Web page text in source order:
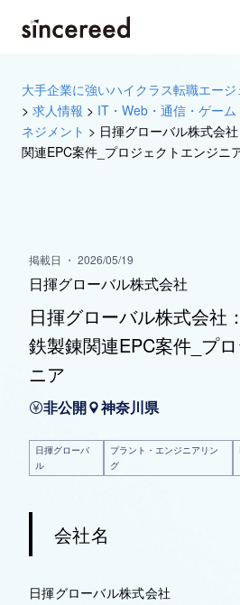
大手企業に強いハイクラス転職エージ
> 求人情報 > IT・Web・通信・ゲーム
ネジメント > 日揮グローバル株式会
関連EPC案件_プロジェクトエンジニ
掲載日 ・ 2026/05/19
日揮グローバル株式会社
日揮グローバル株式会社
鉄製錬関連EPC案件_プ
ニア
非公開 神奈川県
日揮グローバ
ル
プラント・エンジニアリン
グ
会社名
日揮グローバル株式会社